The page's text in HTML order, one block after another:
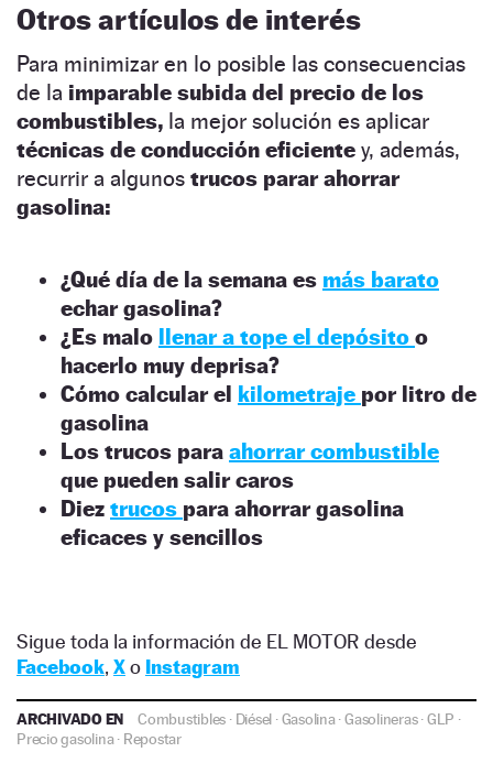
Otros artículos de interés
Para minimizar en lo posible las consecuencias
de la imparable subida del precio de los
combustibles, la mejor solución es aplicar
técnicas de conducción eficiente y, además,
recurrir a algunos trucos parar ahorrar
gasolina:
¿Qué día de la semana es más barato
echar gasolina?
¿Es malo llenar a tope el depósito o
hacerlo muy deprisa?
Cómo calcular el kilometraje por litro de
gasolina
Los trucos para ahorrar combustible
que pueden salir caros
Diez trucos para ahorrar gasolina
eficaces y sencillos
Sigue toda la información de EL MOTOR desde
Facebook, Xo Instagram
ARCHIVADO EN Combustibles · Diésel ·Gasolina·Gasolineras·GLP ·
Precio gasolina· Repostar